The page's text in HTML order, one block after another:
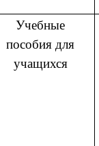
Учебные
пособия для
учащихся